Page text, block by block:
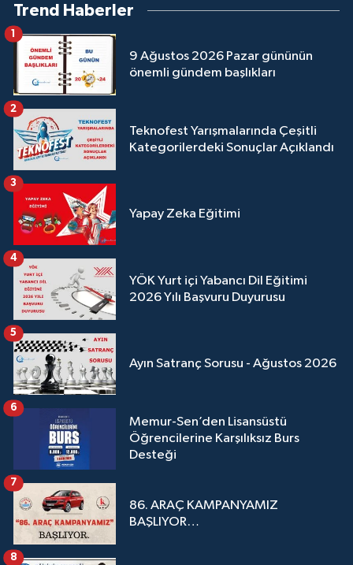
Trend Haberler
9 Ağustos 2026 Pazar gününün
önemli gündem başlıkları
1
Teknofest Yarışmalarında Çeşitli
Kategorilerdeki Sonuçlar Açıklandı
2
Yapay Zeka Eğitimi
3
YÖK Yurt içi Yabancı Dil Eğitimi
2026 Yılı Başvuru Duyurusu
4
Ayın Satranç Sorusu - Ağustos 2026
5
Memur-Sen’den Lisansüstü
Öğrencilerine Karşılıksız Burs
Desteği
6
86. ARAÇ KAMPANYAMIZ
BAŞLIYOR…
7
8